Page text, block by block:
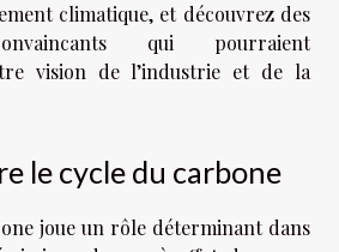
climatique, et découvrez des
qui pourraient
vision de l’industrie et de la
le cycle du carbone
joue un rôle déterminant dans